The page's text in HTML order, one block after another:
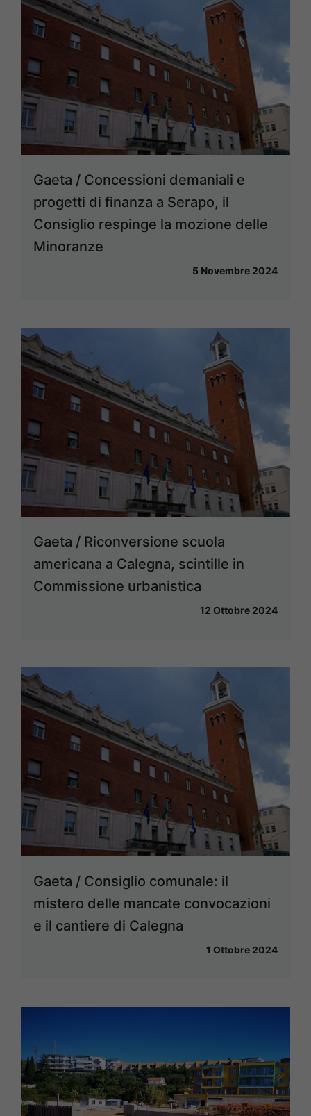
Gaeta / Concessioni demaniali e
progetti di finanza a Serapo, il
Consiglio respinge la mozione delle
Minoranze
5 Novembre 2024
Gaeta / Riconversione scuola
americana a Calegna, scintille in
Commissione urbanistica
12 Ottobre 2024
Gaeta / Consiglio comunale: il
mistero delle mancate convocazioni
e il cantiere di Calegna
1 Ottobre 2024